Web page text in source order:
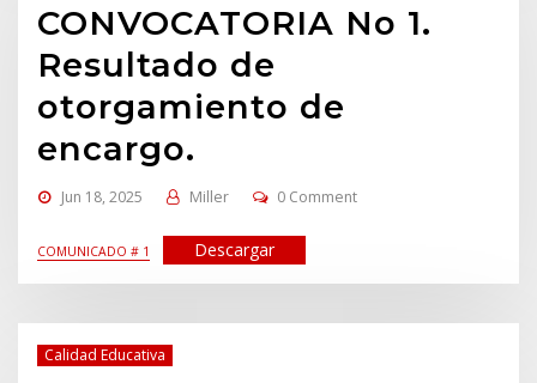
CONVOCATORIA No 1.
Resultado de
otorgamiento de
encargo.
Jun 18, 2025 Miller 0 Comment
COMUNICADO # 1 Descargar
Calidad Educativa